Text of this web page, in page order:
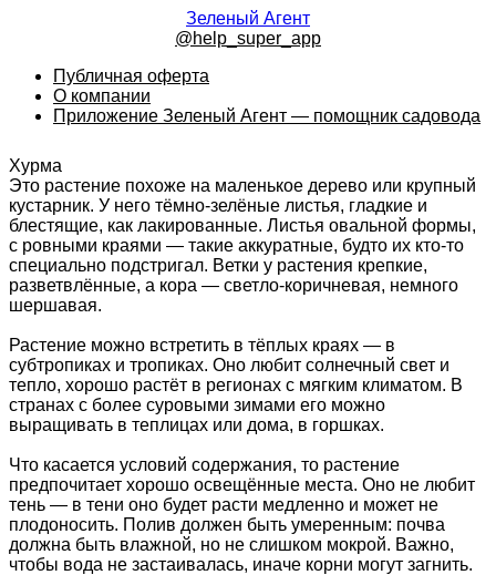
Зеленый Агент
@help_super_app
Публичная оферта
О компании
Приложение Зеленый Агент — помощник садовода
Хурма
Это растение похоже на маленькое дерево или крупный
кустарник. У него тёмно-зелёные листья, гладкие и
блестящие, как лакированные. Листья овальной формы,
с ровными краями — такие аккуратные, будто их кто-то
специально подстригал. Ветки у растения крепкие,
разветвлённые, а кора — светло-коричневая, немного
шершавая.
Растение можно встретить в тёплых краях — в
субтропиках и тропиках. Оно любит солнечный свет и
тепло, хорошо растёт в регионах с мягким климатом. В
странах с более суровыми зимами его можно
выращивать в теплицах или дома, в горшках.
Что касается условий содержания, то растение
предпочитает хорошо освещённые места. Оно не любит
тень — в тени оно будет расти медленно и может не
плодоносить. Полив должен быть умеренным: почва
должна быть влажной, но не слишком мокрой. Важно,
чтобы вода не застаивалась, иначе корни могут загнить.